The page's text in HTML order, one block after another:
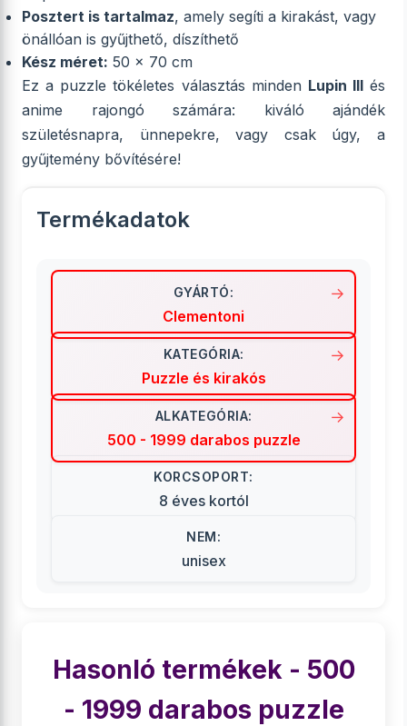
Posztert is tartalmaz, amely segíti a kirakást, vagy
önállóan is gyűjthető, díszíthető
Kész méret: 50 x 70 cm
Ez a puzzle tökéletes választás minden Lupin IIIés
anime rajongó számára: kiváló ajándék
születésnapra, ünnepekre, vagy csak úgy, a
gyűjtemény bővítésére!
Termékadatok
GYÁRTÓ:
Clementoni
KATEGÓRIA:
Puzzle és kirakós
ALKATEGÓRIA:
500 - 1999 darabos puzzle
KORCSOPORT:
8 éves kortól
NEM:
unisex
Hasonló termékek - 500
- 1999 darabos puzzle